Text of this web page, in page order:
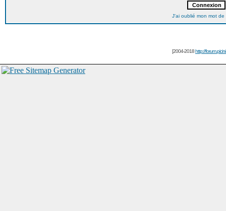
J'ai oublié mon mot de
[2004-2018http://